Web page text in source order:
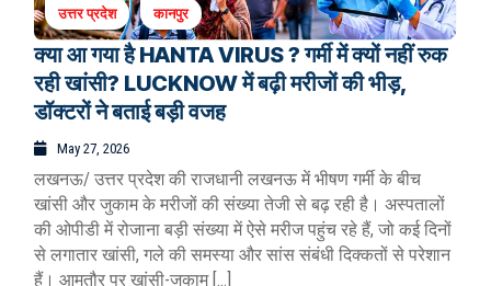
उत्तर प्रदेश कानपुर
क्या आ गया है HANTA VIRUS ? गर्मी में क्यों नहीं रुक
रही खांसी? LUCKNOW में बढ़ी मरीजों की भीड़,
डॉक्टरों ने बताई बड़ी वजह
May 27, 2026
लखनऊ/ उत्तर प्रदेश की राजधानी लखनऊ में भीषण गर्मी के बीच
खांसी और जुकाम के मरीजों की संख्या तेजी से बढ़ रही है। अस्पतालों
की ओपीडी में रोजाना बड़ी संख्या में ऐसे मरीज पहुंच रहे हैं, जो कई दिनों
से लगातार खांसी, गले की समस्या और सांस संबंधी दिक्कतों से परेशान
हैं। आमतौर पर खांसी-जुकाम […]